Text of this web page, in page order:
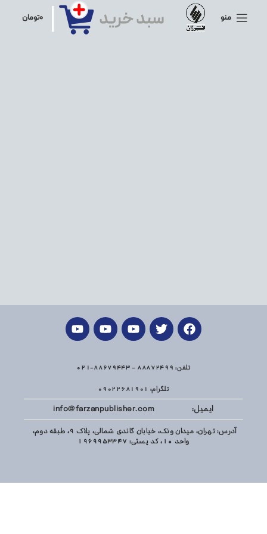
منو ۰تومان
تلفن: 88872499 - 88679443-021
تلگرام: 09022681901
ایمیل: info@farzanpublisher.com
آدرس: تهران، میدان ونک، خیابان گاندی شمالی، پلاک 9، طبقه دوم،
واحد 10، کد پستی: 1969953347